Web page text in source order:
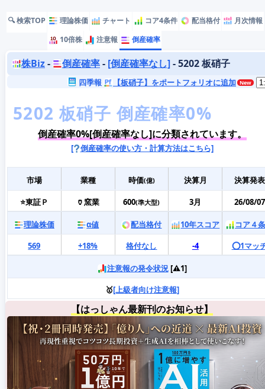
🔍 検索TOP 理論株価 チャート コア4条件 配当格付
月次情報
10倍株
注意報 倒産確率
株Biz- 倒産確率- [倒産確率なし]- 5202 板硝子
四季報 【板硝子】をポートフォリオに追加
倒産確率0%[倒産確率なし]に分類されています。
[ 倒産確率の使い方・計算方法はこちら]
市場 業種 時価(億) 決算月 決算発表
⭐東証Ｐ 🏺窯業 600(準大型) 3月 26/08/07
理論株価 α値 配当格付 10年スコア
コア４
569
+18% 格付なし -4 ⭕️1マッ
注意報の発令状況[⚠️1]
🥇[上級者向け注意報]
【はっしゃん最新刊のお知らせ】